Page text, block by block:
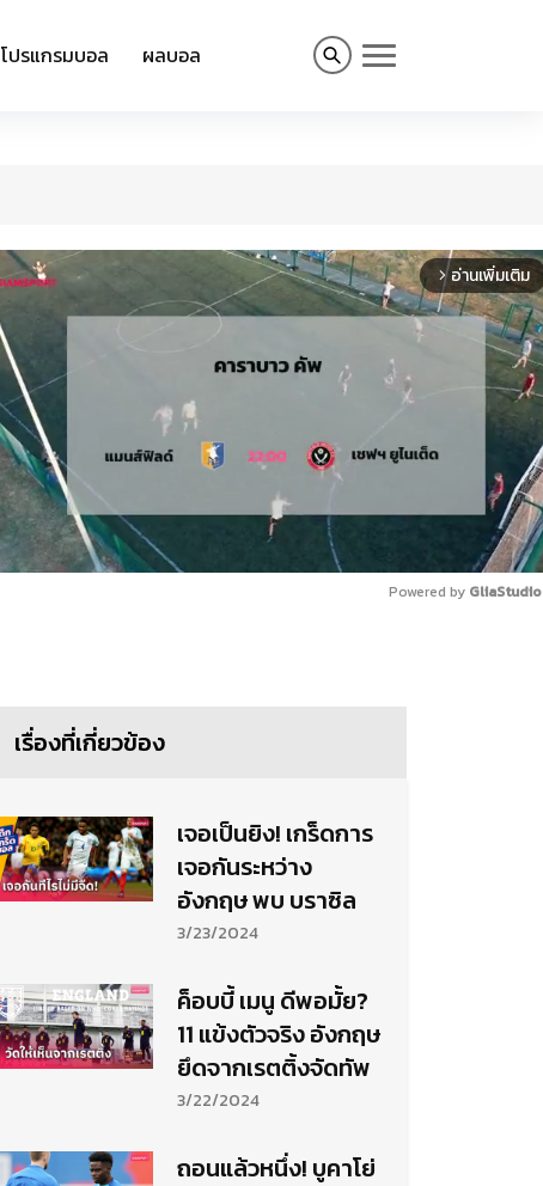
โปรแกรมบอล ผลบอล
arrow_forward_ios อ่านเพิ่มเติม
Powered by
เรื่องที่เกี่ยวข้อง
เจอเป็นยิง! เกร็ดการ
เจอกันระหว่าง
อังกฤษ พบ บราซิล
3/23/2024
ค็อบบี้ เมนู ดีพอมั้ย?
11 แข้งตัวจริง อังกฤษ
ยึดจากเรตติ้งจัดทัพ
3/22/2024
ถอนแล้วหนึ่ง! บูคาโย่